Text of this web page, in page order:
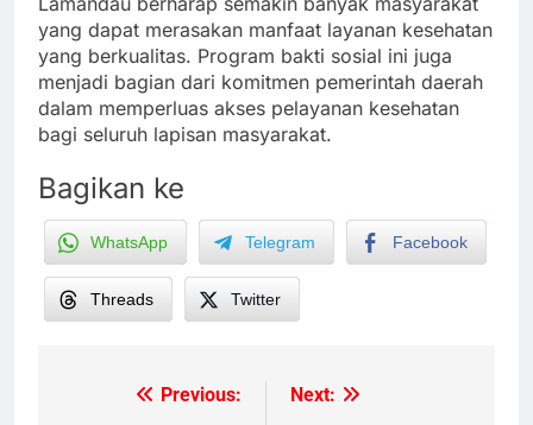
yang dapat merasakan manfaat layanan kesehatan
yang berkualitas. Program bakti sosial ini juga
menjadi bagian dari komitmen pemerintah daerah
dalam memperluas akses pelayanan kesehatan
bagi seluruh lapisan masyarakat.
Bagikan ke
WhatsApp Telegram Facebook
Threads Twitter
Previous:
Next: